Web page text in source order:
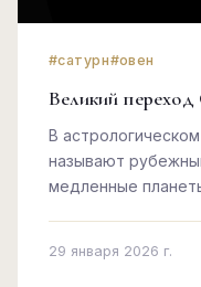
#сатурн#овен
Великий
В
называют
медленные
этого периода
29 января 2026 г.